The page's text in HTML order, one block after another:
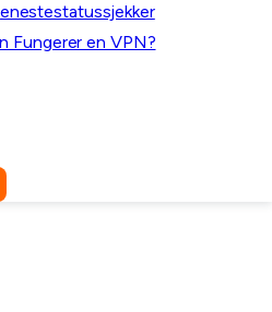
Fungerer en VPN?